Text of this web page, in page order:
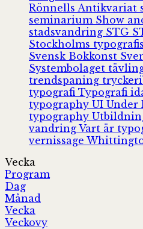
Rönnells Antikvariat
seminarium Show
stadsvandring STG
Stockholms
Svensk Bokkonst
Systembolaget
trendspaning
typografi Typografi
typography UI Under
typography
vandring Vart är
vernissage
Vecka
Program
Dag
Månad
Vecka
Veckovy